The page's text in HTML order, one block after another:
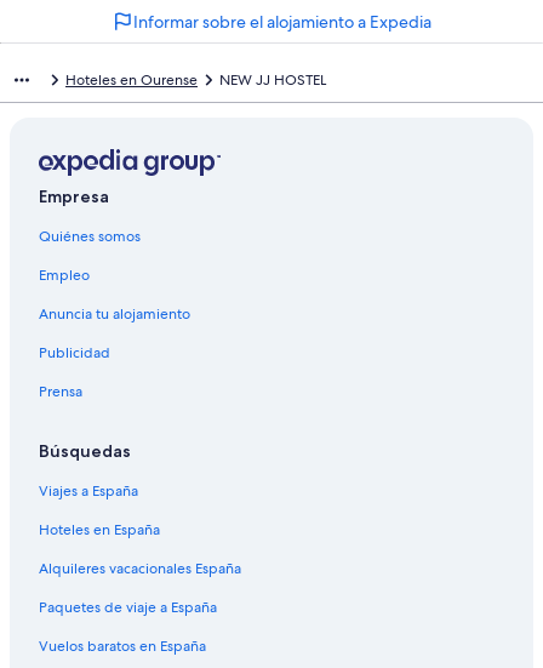
Informar sobre el alojamiento a Expedia
Hoteles en Ourense NEW JJ HOSTEL
Empresa
Quiénes somos
Empleo
Anuncia tu alojamiento
Publicidad
Prensa
Búsquedas
Viajes a España
Hoteles en España
Alquileres vacacionales España
Paquetes de viaje a España
Vuelos baratos en España